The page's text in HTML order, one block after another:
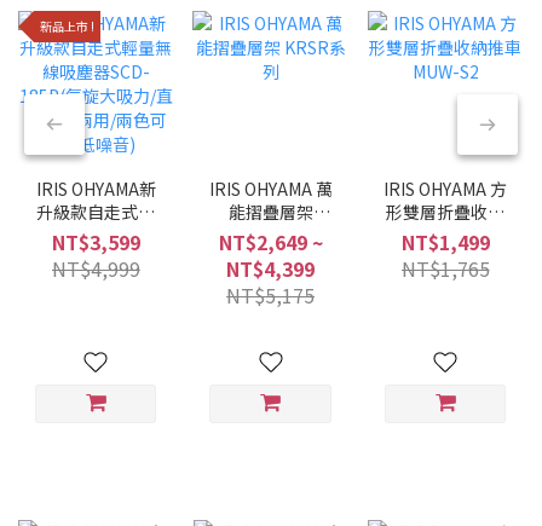
新品上市 !
IRIS OHYAMA新
升級款自走式輕
量無線吸塵器
SCD-185P(氣旋
大吸力/直立手持
NT$3,599
NT$4,999
IRIS OHYAMA 萬
能摺疊層架
KRSR系列
NT$2,649 ~
NT$4,399
NT$5,175
IRIS OHYAMA 方
形雙層折疊收納
推車 MUW-S2
NT$1,499
NT$1,765